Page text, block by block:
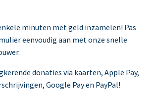
minuten met geld inzamelen! Pas
eenvoudig aan met onze snelle
donaties via kaarten, Apple Pay,
Google Pay en PayPal!